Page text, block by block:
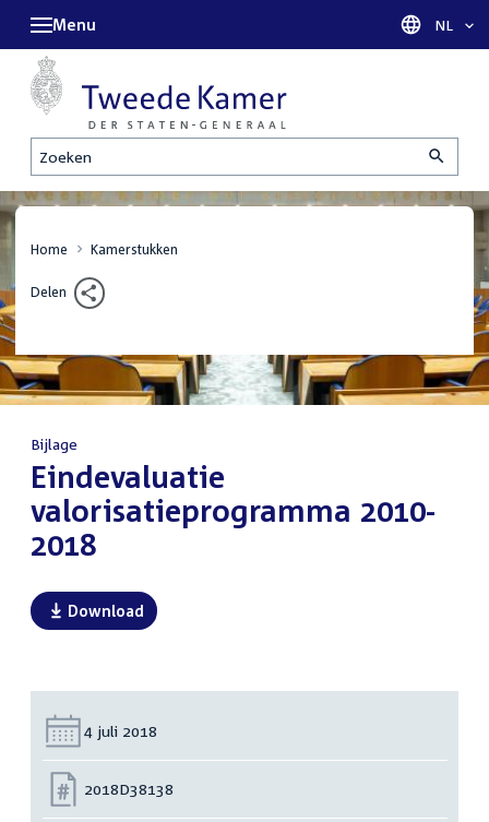
Zoeken
Menu Taal
NL
Home Kamerstukken
Delen
Bijlage
:Eindevaluatie
valorisatieprogramma 2010-
2018
Download
Datum:
4 juli 2018
Nummer:
2018D38138